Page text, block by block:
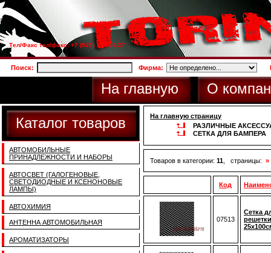
Тел/Факс тел/факс: +7 (925) 733-66-27
Поиск: Фирма:
На главную О
Каталог товаров
АВТОМОБИЛЬНЫЕ
ПРИНАДЛЕЖНОСТИ И НАБОРЫ
АВТОСВЕТ (ГАЛОГЕНОВЫЕ,
СВЕТОДИОДНЫЕ И КСЕНОНОВЫЕ
ЛАМПЫ)
АВТОХИМИЯ
АНТЕННА АВТОМОБИЛЬНАЯ
АРОМАТИЗАТОРЫ
На главную страницу
РАЗЛИЧНЫЕ
СЕТКА ДЛЯ БАМПЕРА
Товаров в категории: 11 , страницы: »
Код
07513
Сетка